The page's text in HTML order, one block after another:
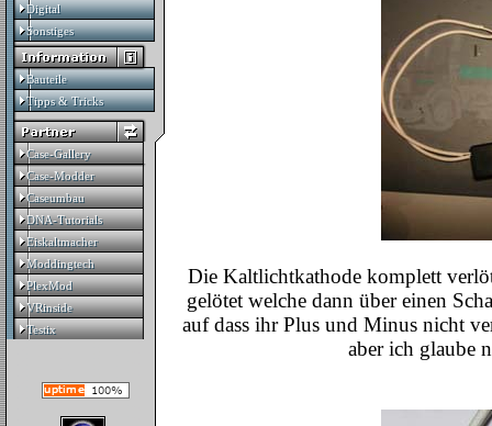
Digital
Digital
Sonstiges
Sonstiges
Bauteile
Bauteile
Tipps & Tricks
Tipps & Tricks
Case-Gallery
Case-Gallery
Case-Modder
Case-Modder
Caseumbau
Caseumbau
DNA-Tutorials
DNA-Tutorials
Eiskaltmacher
Eiskaltmacher
Moddingtech
Moddingtech
PlexMod
PlexMod
VRinside
VRinside
Testix
Testix
Die Kaltlichtkathode komplett
gelötet welche dann über einen
auf dass ihr Plus und Minus nicht
aber ich glaube